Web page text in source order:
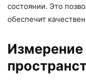
состоянии. Это
обеспечит
Измерение